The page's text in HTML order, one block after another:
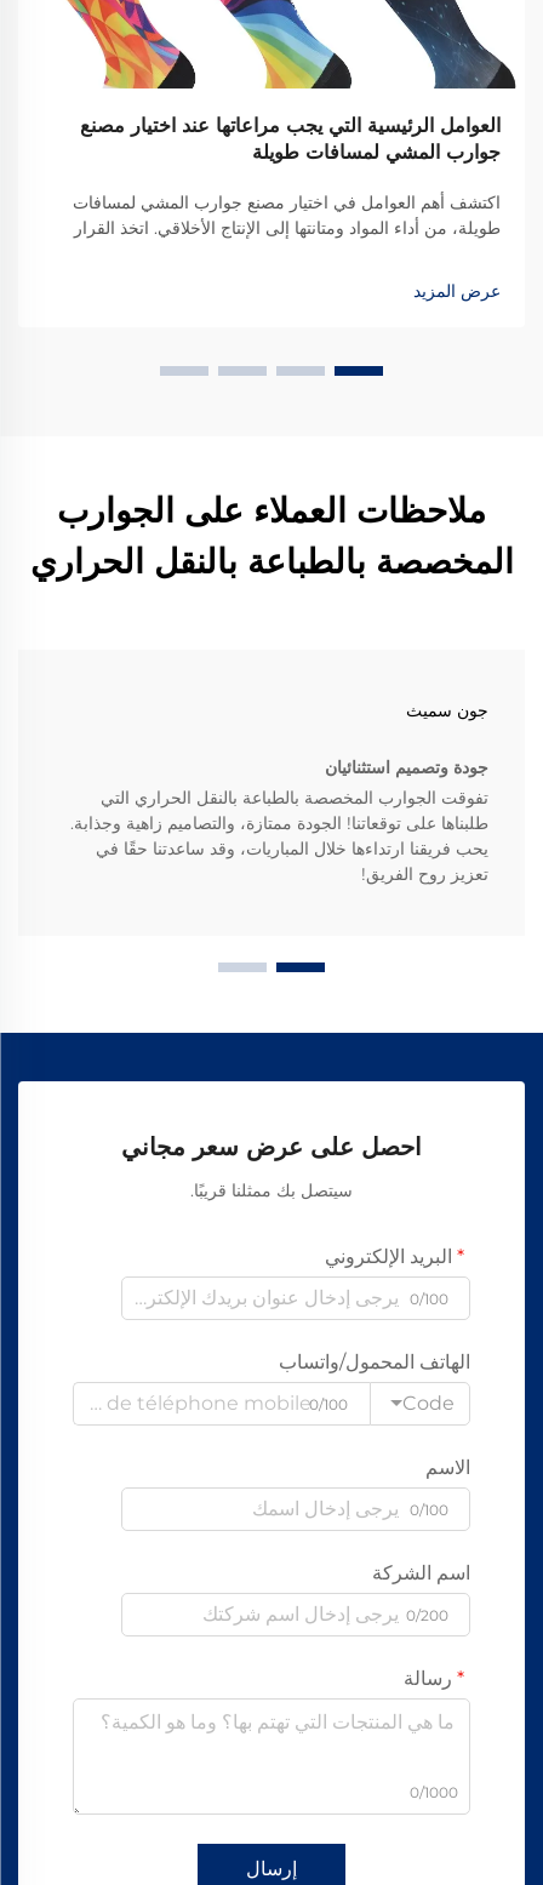
العوامل الرئيسية التي يجب مراعاتها عند اختيار مصنع
جوارب المشي لمسافات طويلة
اكتشف أهم العوامل في اختيار مصنع جوارب المشي لمسافات
طويلة، من أداء المواد ومتانتها إلى الإنتاج الأخلاقي. اتخذ القرار
عرض المزيد
ملاحظات العملاء على الجوارب
المخصصة بالطباعة بالنقل الحراري
جون سميث
جودة وتصميم استثنائيان
تفوقت الجوارب المخصصة بالطباعة بالنقل الحراري التي
طلبناها على توقعاتنا! الجودة ممتازة، والتصاميم زاهية وجذابة.
يحب فريقنا ارتداءها خلال المباريات، وقد ساعدتنا حقًا في
تعزيز روح الفريق!
احصل على عرض سعر مجاني
سيتصل بك ممثلنا قريبًا.
البريد الإلكتروني
0/100
الهاتف المحمول/واتساب
Code
0/100
الاسم
0/100
اسم الشركة
0/200
رسالة
0/1000
إرسال